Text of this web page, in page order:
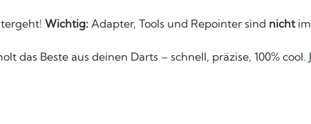
Wichtig: Adapter, Tools und Repointer sind nichtim
Beste aus deinen Darts – schnell, präzise, 100%